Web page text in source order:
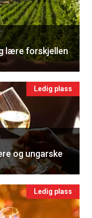
lære forskjellen
Ledig plass
og ungarske
Ledig plass